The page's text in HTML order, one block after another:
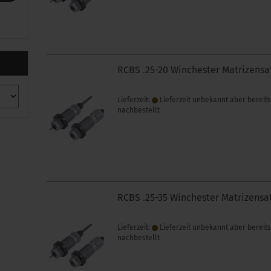
RCBS .25-20 Winchester
Lieferzeit:
Lieferzeit unbekannt aber bereits
nachbestellt
RCBS .25-35 Winchester
Lieferzeit:
Lieferzeit unbekannt aber bereits
nachbestellt